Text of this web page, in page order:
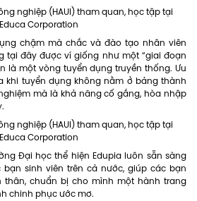
chậm mà chắc và đào tạo nhân viên
tại đây được ví giống như một “giai đoạn
là một vòng tuyển dụng truyền thống. Ưu
khi tuyển dụng không nằm ở bảng thành
mà là khả năng cố gắng, hòa nhập
Đại học thể hiện Edupia luôn sẵn sàng
sinh viên trên cả nước, giúp các bạn
thân, chuẩn bị cho mình một hành trang
chinh phục ước mơ.